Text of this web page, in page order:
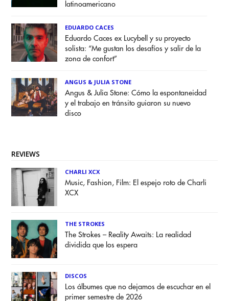
latinoamericano
EDUARDO CACES
Eduardo Caces ex Lucybell y su proyecto
solista: “Me gustan los desafíos y salir de la
zona de confort”
ANGUS & JULIA STONE
Angus & Julia Stone: Cómo la espontaneidad
y el trabajo en tránsito guiaron su nuevo
disco
REVIEWS
CHARLI XCX
Music, Fashion, Film: El espejo roto de Charli
XCX
THE STROKES
The Strokes – Reality Awaits: La realidad
dividida que los espera
DISCOS
Los álbumes que no dejamos de escuchar en el
primer semestre de 2026